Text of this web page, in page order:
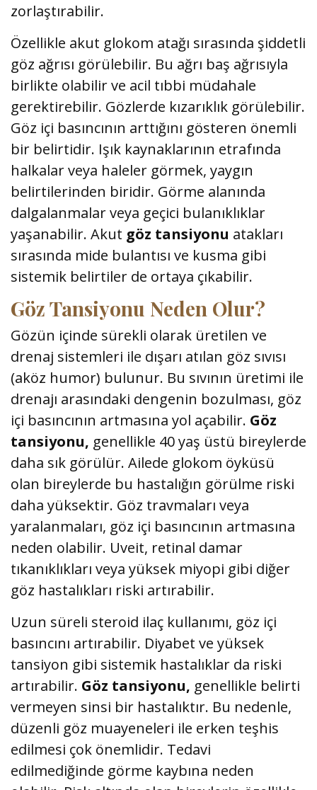
zorlaştırabilir.
Özellikle akut glokom atağı sırasında şiddetli
göz ağrısı görülebilir. Bu ağrı baş ağrısıyla
birlikte olabilir ve acil tıbbi müdahale
gerektirebilir. Gözlerde kızarıklık görülebilir.
Göz içi basıncının arttığını gösteren önemli
bir belirtidir. Işık kaynaklarının etrafında
halkalar veya haleler görmek, yaygın
belirtilerinden biridir. Görme alanında
dalgalanmalar veya geçici bulanıklıklar
yaşanabilir. Akut göz tansiyonu atakları
sırasında mide bulantısı ve kusma gibi
sistemik belirtiler de ortaya çıkabilir.
Göz Tansiyonu Neden Olur?
Gözün içinde sürekli olarak üretilen ve
drenaj sistemleri ile dışarı atılan göz sıvısı
(aköz humor) bulunur. Bu sıvının üretimi ile
drenajı arasındaki dengenin bozulması, göz
içi basıncının artmasına yol açabilir. Göz
tansiyonu, genellikle 40 yaş üstü bireylerde
daha sık görülür. Ailede glokom öyküsü
olan bireylerde bu hastalığın görülme riski
daha yüksektir. Göz travmaları veya
yaralanmaları, göz içi basıncının artmasına
neden olabilir. Uveit, retinal damar
tıkanıklıkları veya yüksek miyopi gibi diğer
göz hastalıkları riski artırabilir.
Uzun süreli steroid ilaç kullanımı, göz içi
basıncını artırabilir. Diyabet ve yüksek
tansiyon gibi sistemik hastalıklar da riski
artırabilir. Göz tansiyonu, genellikle belirti
vermeyen sinsi bir hastalıktır. Bu nedenle,
düzenli göz muayeneleri ile erken teşhis
edilmesi çok önemlidir. Tedavi
edilmediğinde görme kaybına neden